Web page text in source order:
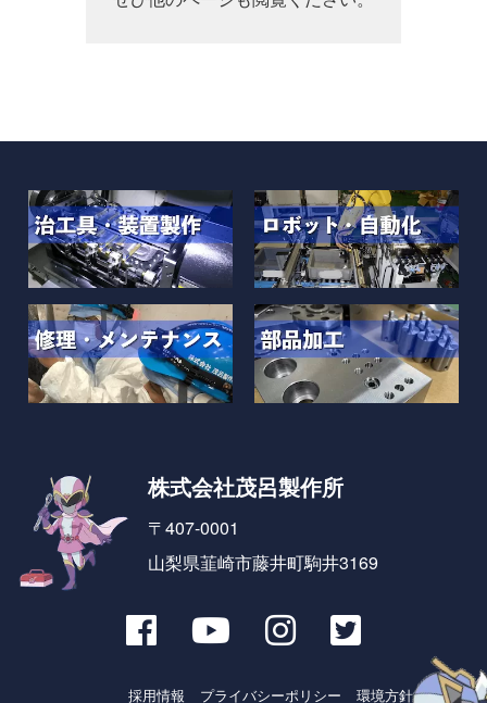
株式会社茂呂製作所
〒407-0001
山梨県韮崎市藤井町駒井3169
採用情報 プライバシーポリシー 環境方針とSDGs